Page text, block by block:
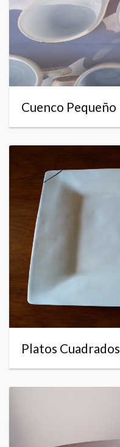
Cuenco Pequeño
Platos Cuadrados